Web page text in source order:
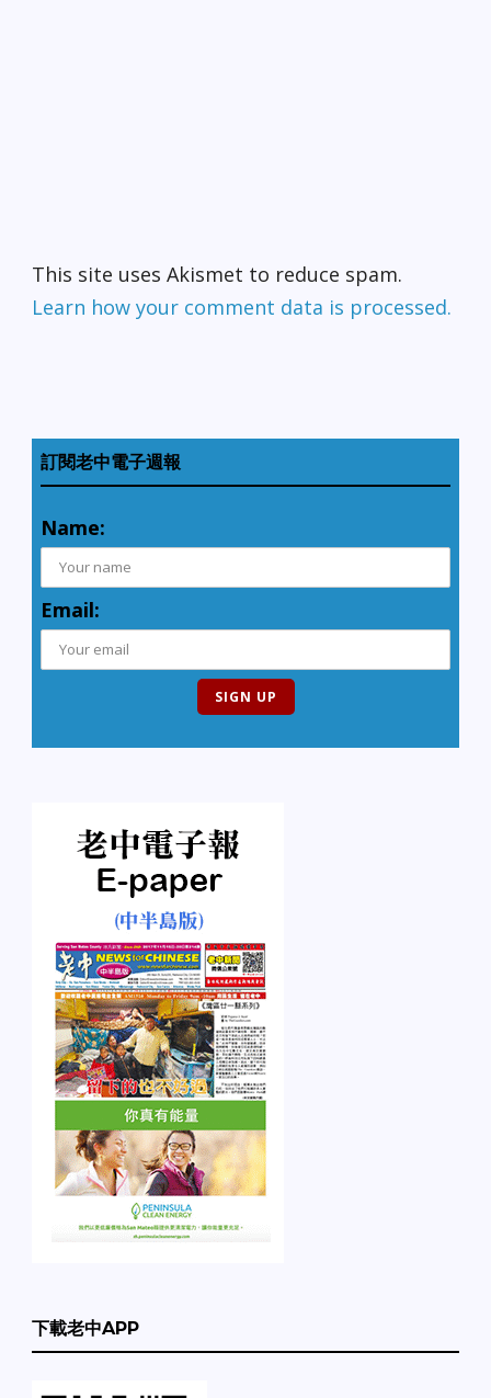
This site uses Akismet to reduce spam.
Learn how your comment data is processed.
訂閱老中電子週報
Name:
Email:
下載老中APP